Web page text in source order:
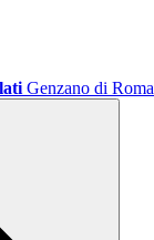
Genzano di Roma